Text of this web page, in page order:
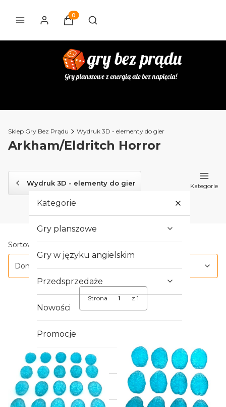
Produkty w koszyku: 0. Zobacz szczegóły
Otwórz wyszukiwarkę
Sklep Gry Bez Prądu Wydruk 3D - elementy do gier
Arkham/Eldritch Horror
Wydruk 3D - elementy do gier Kategorie
Kategorie
Gry planszowe
Gry w języku angielskim
Przedsprzedaże
Nowości
Promocje
Outlet
Crowdfunding
Lista produktów
Sortowanie:Domyślne
Domyślne
Strona z 1